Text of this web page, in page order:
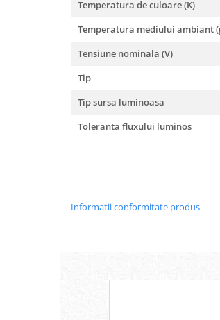
Temperatura de culoare (K)
Temperatura mediului ambiant
Tensiune nominala (V)
Tip
Tip sursa luminoasa
Toleranta fluxului luminos
Informatii conformitate produs